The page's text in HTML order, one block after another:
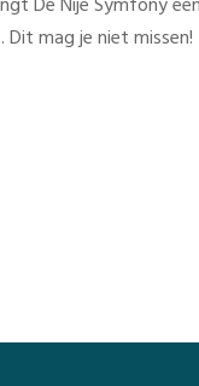
mag je niet missen!